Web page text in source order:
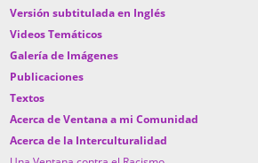
Versión subtitulada en Inglés
Videos Temáticos
Galería de Imágenes
Publicaciones
Textos
Acerca de Ventana a mi Comunidad
Acerca de la Interculturalidad